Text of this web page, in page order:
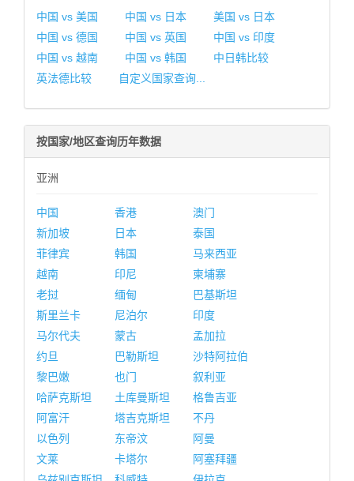
中国 vs 美国 中国 vs 日本
美国 vs 日本
中国 vs 德国
中国 vs 英国
中国 vs 印度
中国 vs 越南
中国 vs 韩国
中日韩比较
英法德比较
自定义国家查询...
按国家/地区查询历年数据
亚洲
中国 香港
澳门
新加坡
日本
泰国
菲律宾
韩国
马来西亚
越南
印尼
柬埔寨
老挝
缅甸
巴基斯坦
斯里兰卡
尼泊尔
印度
马尔代夫
蒙古
孟加拉
约旦
巴勒斯坦
沙特阿拉伯
黎巴嫩
也门
叙利亚
哈萨克斯坦
土库曼斯坦
格鲁吉亚
阿富汗
塔吉克斯坦
不丹
以色列
东帝汶
阿曼
文莱
卡塔尔
阿塞拜疆